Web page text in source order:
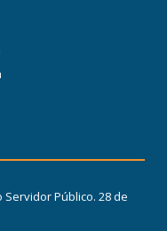
Servidor Público. 28 de